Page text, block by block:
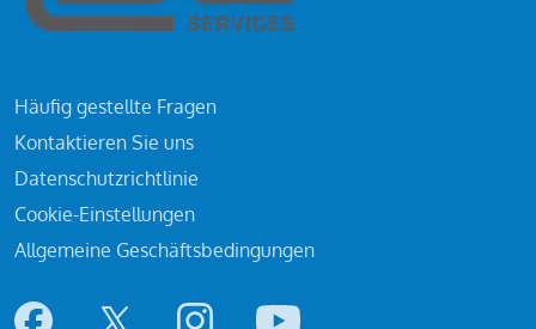
Häufig gestellte Fragen
Kontaktieren Sie uns
Datenschutzrichtlinie
Cookie-Einstellungen
Allgemeine Geschäftsbedingungen